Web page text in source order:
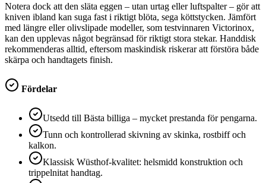
Notera dock att den släta eggen – utan urtag eller luftspalter – gör att
kniven ibland kan suga fast i riktigt blöta, sega köttstycken. Jämfört
med längre eller olivslipade modeller, som testvinnaren Victorinox,
kan den upplevas något begränsad för riktigt stora stekar. Handdisk
rekommenderas alltid, eftersom maskindisk riskerar att förstöra både
skärpa och handtagets finish.
Fördelar
Utsedd till Bästa billiga – mycket prestanda för pengarna.
Tunn och kontrollerad skivning av skinka, rostbiff och
kalkon.
Klassisk Wüsthof-kvalitet: helsmidd konstruktion och
trippelnitat handtag.